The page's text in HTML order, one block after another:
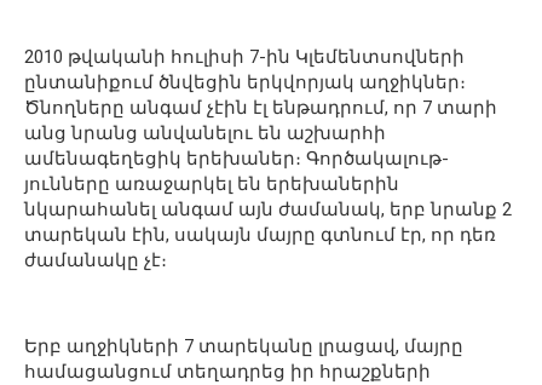
2010 թվականի հուլիսի 7-ին Կլեմենտսովների
ընտանիքում ծնվեցին երկվորյակ աղջիկներ։
Ծնողները անգամ չէին էլ ենթադրում, որ 7 տարի
անց նրանց անվանելու են աշխարհի
ամենագեղեցիկ երեխաներ։ Գործակալութ-
յունները առաջարկել են երեխաներին
նկարահանել անգամ այն ժամանակ, երբ նրանք 2
տարեկան էին, սակայն մայրը գտնում էր, որ դեռ
ժամանակը չէ։
Երբ աղջիկների 7 տարեկանը լրացավ, մայրը
համացանցում տեղադրեց իր հրաշքների